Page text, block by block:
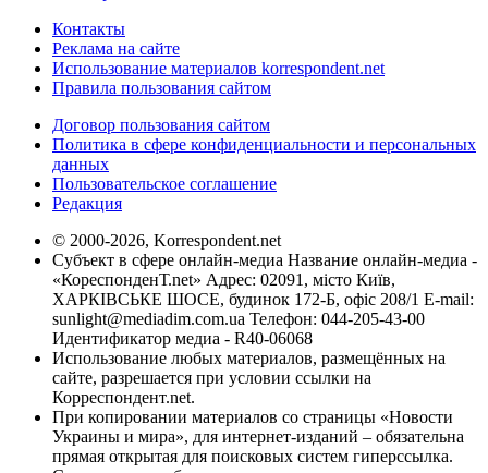
Контакты
Реклама на сайте
Использование материалов korrespondent.net
Правила пользования сайтом
Договор пользования сайтом
Политика в сфере конфиденциальности и персональных
данных
Пользовательское соглашение
Редакция
© 2000-2026, Korrespondent.net
Субъект в сфере онлайн-медиа Название онлайн-медиа -
«КореспонденТ.net» Адрес: 02091, місто Київ,
ХАРКІВСЬКЕ ШОСЕ, будинок 172-Б, офіс 208/1 E-mail:
sunlight@mediadim.com.ua Телефон: 044-205-43-00
Идентификатор медиа - R40-06068
Использование любых материалов, размещённых на
сайте, разрешается при условии ссылки на
Корреспондент.net.
При копировании материалов со страницы «Новости
Украины и мира», для интернет-изданий – обязательна
прямая открытая для поисковых систем гиперссылка.